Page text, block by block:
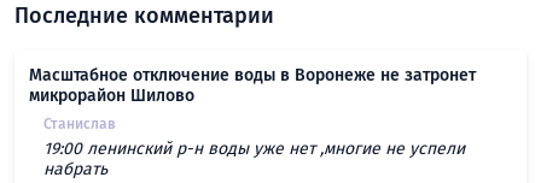
Последние комментарии
Масштабное отключение воды в Воронеже не затронет
микрорайон Шилово
Станислав
19:00 ленинский р-н воды уже нет ,многие не успели
набрать